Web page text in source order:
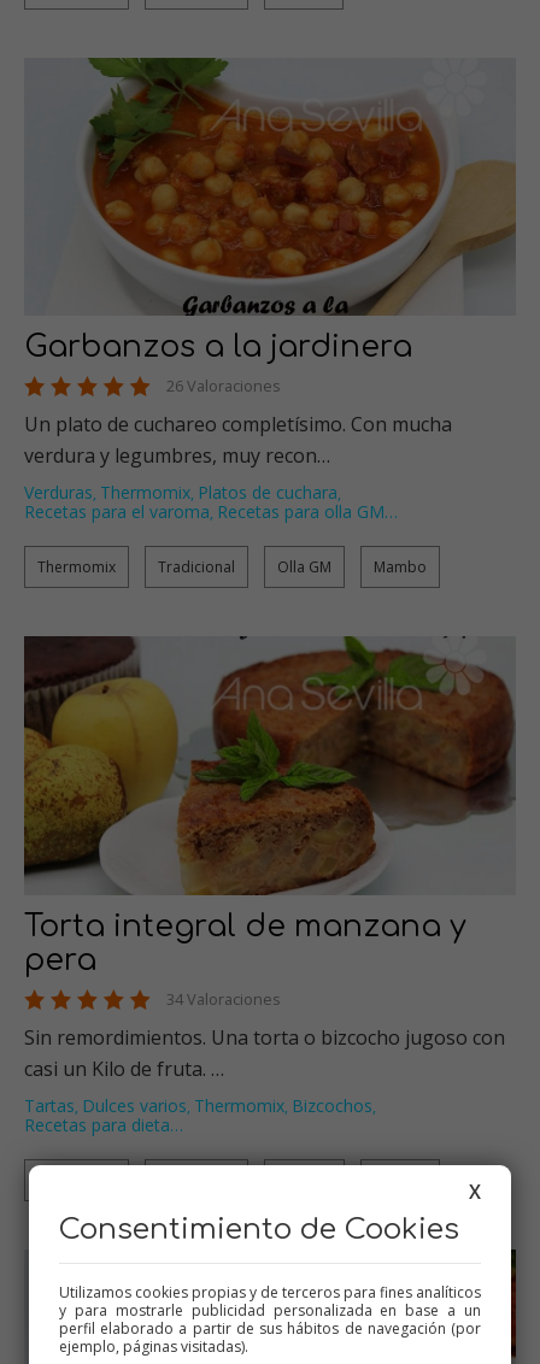
Garbanzos a la jardinera
26 Valoraciones
Un plato de cuchareo completísimo. Con mucha
verdura y legumbres, muy recon…
Verduras, Thermomix, Platos de cuchara,
Recetas para el varoma, Recetas para olla GM…
Thermomix Tradicional Olla GM Mambo
Torta integral de manzana y
pera
34 Valoraciones
Sin remordimientos. Una torta o bizcocho jugoso con
casi un Kilo de fruta. …
Tartas, Dulces varios, Thermomix, Bizcochos,
Recetas para dieta…
X
Consentimiento de Cookies
Utilizamos cookies propias y de terceros para fines analíticos
y para mostrarle publicidad personalizada en base a un
perfil elaborado a partir de sus hábitos de navegación (por
ejemplo, páginas visitadas).